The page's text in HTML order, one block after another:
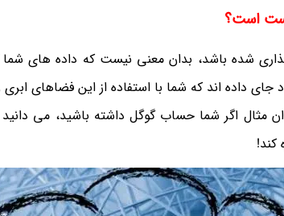
است؟
شده باشد، بدان معنی نیست که داده های شما
داده اند که شما با استفاده از این فضاهای ابری
کند!